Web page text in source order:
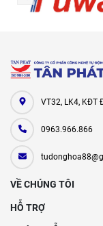
VT32, LK4, KĐT
0963.966.866
VỀ CHÚNG TÔI
HỖ TRỢ